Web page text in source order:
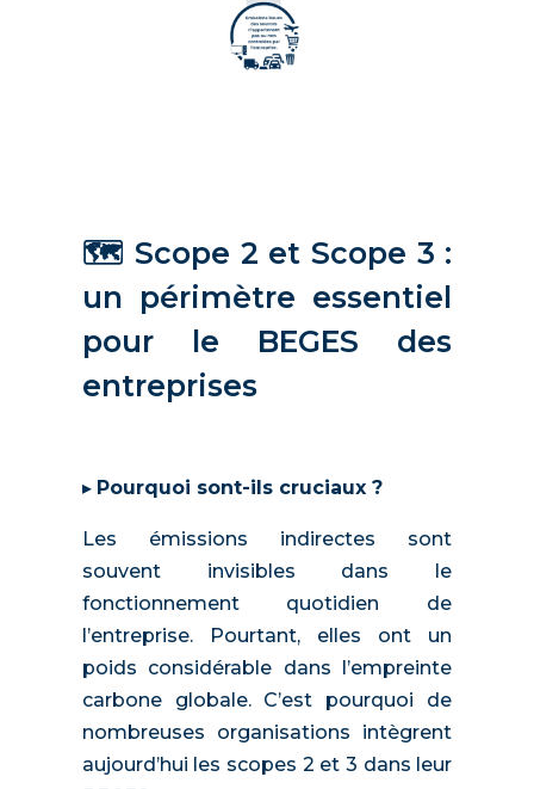
🗺️ Scope 2 et Scope 3 :
un périmètre essentiel
pour le BEGES des
entreprises
▸ Pourquoi sont-ils cruciaux ?
Les émissions indirectes sont
souvent invisibles dans le
fonctionnement quotidien de
l’entreprise. Pourtant, elles ont un
poids considérable dans l’empreinte
carbone globale. C’est pourquoi de
nombreuses organisations intègrent
aujourd’hui les scopes 2 et 3 dans leur